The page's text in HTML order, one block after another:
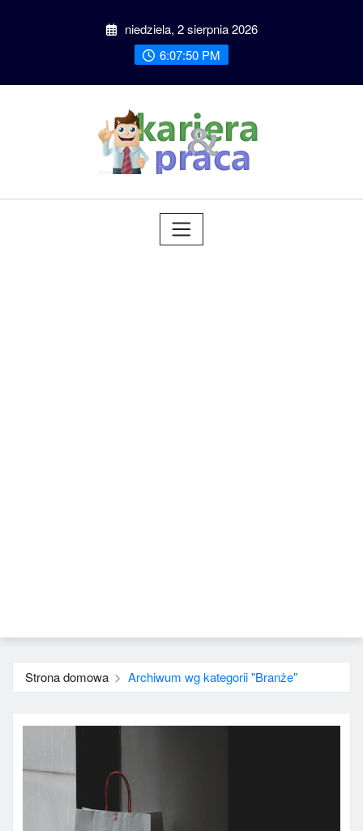
niedziela, 2 sierpnia 2026
6:07:51 PM
Strona domowa Archiwum wg kategorii "Branże"